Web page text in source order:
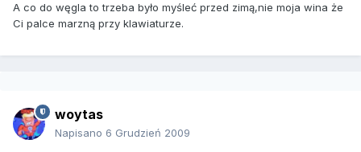
A co do węgla to trzeba było myśleć przed zimą,nie moja wina że
Ci palce marzną przy klawiaturze.
woytas
Napisano 6 Grudzień 2009